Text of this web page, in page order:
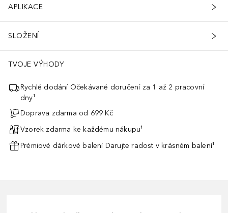
APLIKACE
SLOŽENÍ
TVOJE VÝHODY
Rychlé dodání Očekávané doručení za 1 až 2 pracovní
dny¹
Doprava zdarma od 699 Kč
Vzorek zdarma ke každému nákupu¹
Prémiové dárkové balení Darujte radost v krásném balení¹